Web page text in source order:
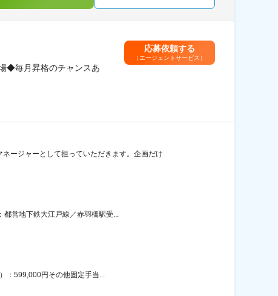
◆毎月昇格のチャンスあ
応募依頼する
（エージェントサービス）
ージャーとして担っていただきます。企画だけ
都営地下鉄大江戸線／赤羽橋駅受...
：599,000円その他固定手当...